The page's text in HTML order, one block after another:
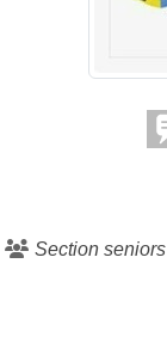
Section seniors